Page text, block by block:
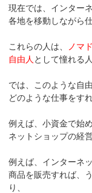
現在では、インター
各地を移動しながら
これらの人は、 ノマド
自由人 として憧れる
では、このような自
どのような仕事をす
例えば、小資金で始
ネットショップの経
例えば、インターネ
商品を販売すれば、
り、